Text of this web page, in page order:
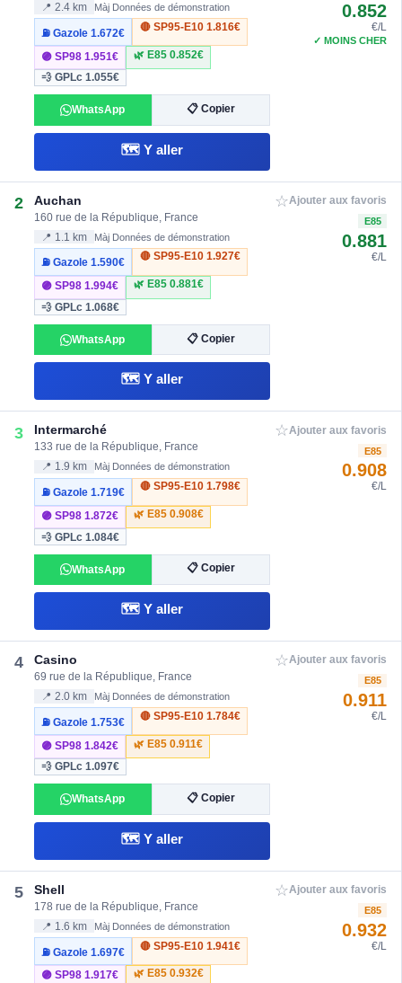
📍 2.4 km Màj Données de démonstration
⛽ Gazole1.672€
🔴 SP95-E10 1.816€
🟣 SP981.951€ 🌿 E85 0.852€
💨 GPLc1.055€
WhatsApp 📋 Copier
🗺️ Y aller
0.852
€/L
✓ MOINS CHER
2 Auchan
160 rue de la République, France
📍 1.1 km Màj Données de démonstration
⛽ Gazole1.590€
🔴 SP95-E10 1.927€
🟣 SP981.994€ 🌿 E85 0.881€
💨 GPLc1.068€
WhatsApp 📋 Copier
🗺️ Y aller
☆Ajouter aux favoris
E85
0.881
€/L
3 Intermarché
133 rue de la République, France
📍 1.9 km Màj Données de démonstration
⛽ Gazole1.719€
🔴 SP95-E10 1.798€
🟣 SP981.872€ 🌿 E85 0.908€
💨 GPLc1.084€
WhatsApp 📋 Copier
🗺️ Y aller
☆Ajouter aux favoris
E85
0.908
€/L
4 Casino
69 rue de la République, France
📍 2.0 km Màj Données de démonstration
⛽ Gazole1.753€
🔴 SP95-E10 1.784€
🟣 SP981.842€ 🌿 E85 0.911€
💨 GPLc1.097€
WhatsApp 📋 Copier
🗺️ Y aller
☆Ajouter aux favoris
E85
0.911
€/L
5 Shell
178 rue de la République, France
📍 1.6 km Màj Données de démonstration
⛽ Gazole1.697€
🔴 SP95-E10 1.941€
🟣 SP981.917€ 🌿 E85 0.932€
☆Ajouter aux favoris
E85
0.932
€/L